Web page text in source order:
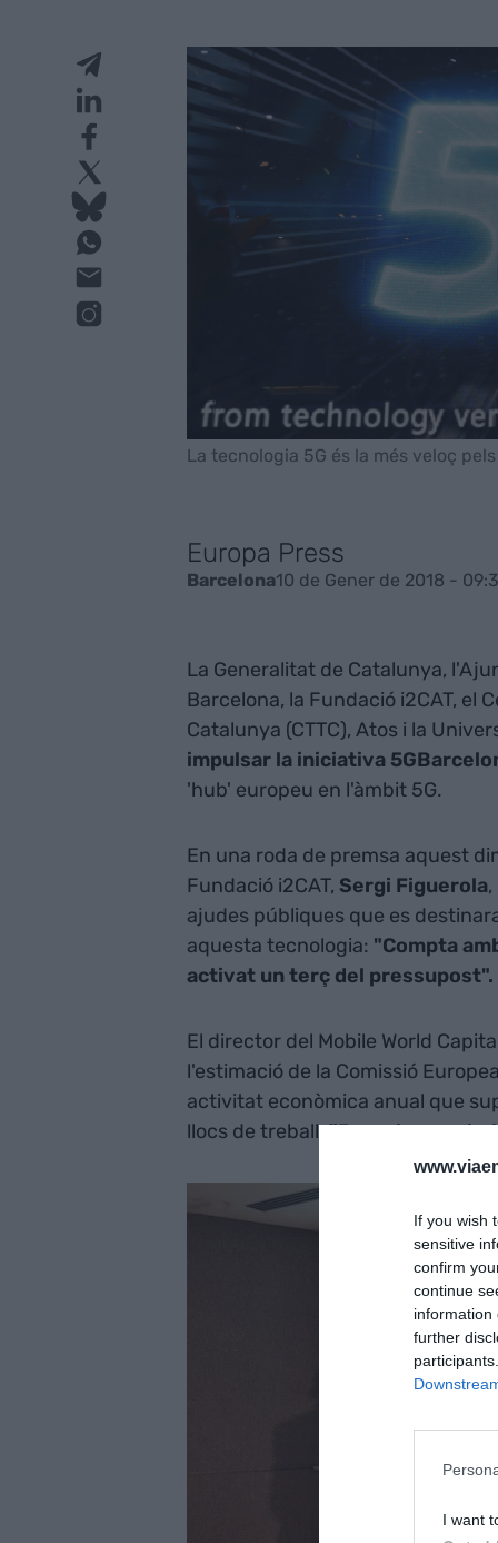
If you wish
sensitive
confirm
continue
information
further
I want
La tecnologia 5G és la més veloç
Europa Press
Barcelona10 de Gener de 2018 -
La Generalitat de Catalunya,
Barcelona, la Fundació i2CAT, el
Catalunya (CTTC), Atos i la
impulsar la iniciativa
'hub' europeu en l'àmbit 5G.
En una roda de premsa aquest
Fundació i2CAT, Sergi Figuerola,
ajudes públiques que es
aquesta tecnologia: "Compta
activat un terç del pressupost".
El director del Mobile World
l'estimació de la Comissió
activitat econòmica anual que
llocs de treball:"Barcelona pot